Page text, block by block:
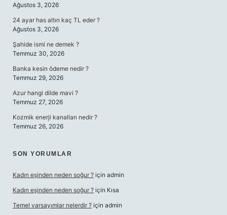
Ağustos 3, 2026
24 ayar has altın kaç TL eder ?
Ağustos 3, 2026
Şahide ismi ne demek ?
Temmuz 30, 2026
Banka kesin ödeme nedir ?
Temmuz 29, 2026
Azur hangi dilde mavi ?
Temmuz 27, 2026
Kozmik enerji kanalları nedir ?
Temmuz 26, 2026
SON YORUMLAR
Kadın eşinden neden soğur ? için admin
Kadın eşinden neden soğur ? için Kısa
Temel varsayımlar nelerdir ? için admin